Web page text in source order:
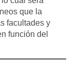
que la
facultades y
función del